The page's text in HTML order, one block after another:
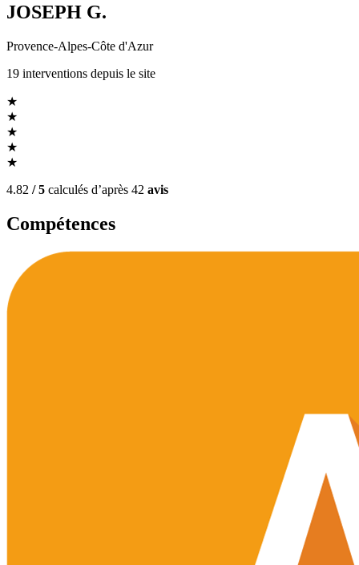
JOSEPH G.
Provence-Alpes-Côte d'Azur
19 interventions depuis le site
★
★
★
★
★
4.82 / 5 calculés d’après 42 avis
Compétences